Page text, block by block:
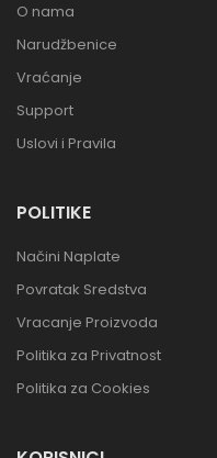
O nama
Narudžbenice
Vraćanje
Support
Uslovi i Pravila
POLITIKE
Načini Naplate
Povratak Sredstva
Vracanje Proizvoda
Politika za Privatnost
Politika za Cookies